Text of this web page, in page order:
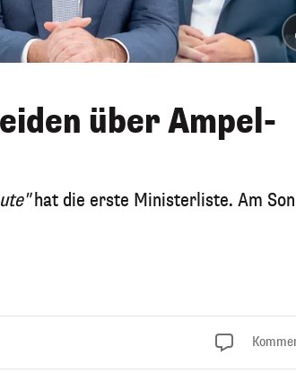
über Ampel-
hat die erste Ministerliste. Am